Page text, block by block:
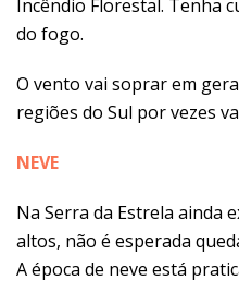
Incêndio Florestal. Tenha
do fogo.
O vento vai soprar em
regiões do Sul por vezes
NEVE
Na Serra da Estrela ainda
altos, não é esperada
A época de neve está